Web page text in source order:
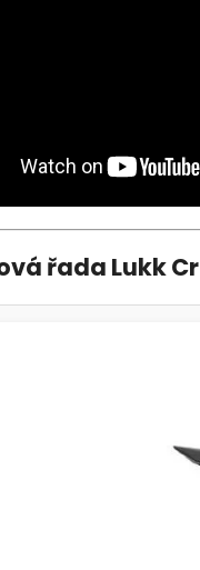
řada Lukk Cr